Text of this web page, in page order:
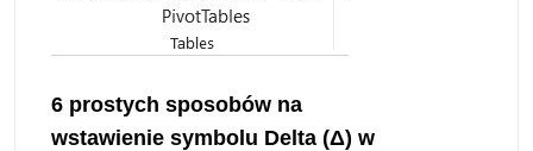
6 prostych sposobów na
wstawienie symbolu Delta (Δ) w